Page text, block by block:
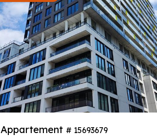
Appartement # 15693679